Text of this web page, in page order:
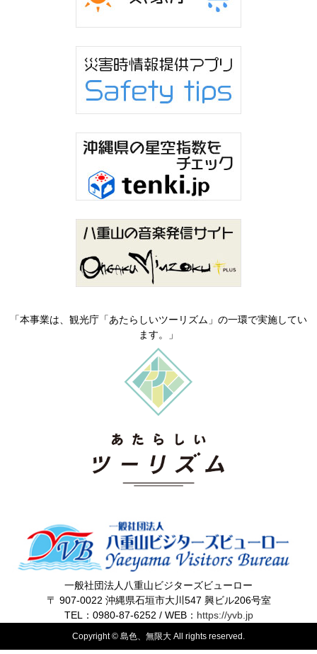
「本事業は、観光庁「あたらしいツーリズム」の一環で実施してい
ます。」
一般社団法人八重山ビジターズビューロー
〒 907-0022 沖縄県石垣市大川547 興ビル206号室
TEL：0980-87-6252 / WEB： https://yvb.jp
Copyright © 島色、無限大 All rights reserved.